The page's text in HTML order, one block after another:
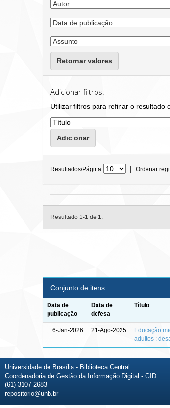
Retornar valores
Adicionar filtros:
Utilizar filtros para refinar o resultado
Resultados/Página | Ordenar
Resultado 1-1 de 1.
Conjunto de itens:
Data de
publicação
Data de
defesa
Título
6-Jan-2026 21-Ago-2025
Educação
adultos :
Universidade de Brasília - Biblioteca Central
Coordenadoria de Gestão da Informação Digital - GID
(61) 3107-2683
repositorio@unb.br